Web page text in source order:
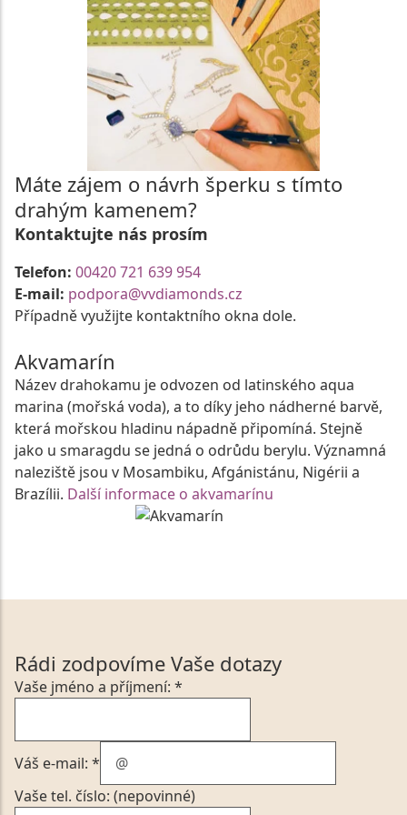
Máte zájem o návrh šperku s tímto
drahým kamenem?
Kontaktujte nás prosím
Telefon: 00420 721 639 954
E-mail: podpora@vvdiamonds.cz
Případně využijte kontaktního okna dole.
Akvamarín
Název drahokamu je odvozen od latinského aqua
marina (mořská voda), a to díky jeho nádherné barvě,
která mořskou hladinu nápadně připomíná. Stejně
jako u smaragdu se jedná o odrůdu berylu. Významná
naleziště jsou v Mosambiku, Afgánistánu, Nigérii a
Brazílii. Další informace o akvamarínu
Rádi zodpovíme Vaše dotazy
Vaše jméno a příjmení: *
Váš e-mail: *
Vaše tel. číslo: (nepovinné)